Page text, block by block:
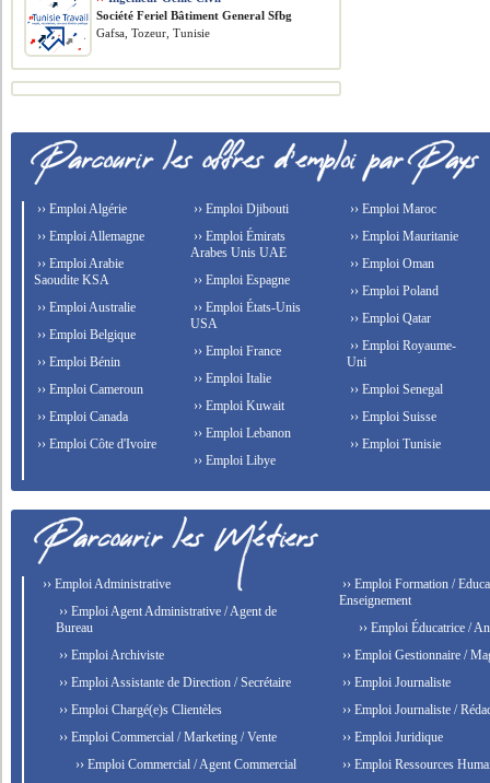
Société Feriel Bâtiment General Sfbg
Gafsa, Tozeur, Tunisie
›› Emploi Algérie
›› Emploi Allemagne
›› Emploi Arabie
Saoudite KSA
›› Emploi Australie
›› Emploi Belgique
›› Emploi Bénin
›› Emploi Cameroun
›› Emploi Canada
›› Emploi Côte d'Ivoire
›› Emploi Djibouti
›› Emploi Émirats
Arabes Unis UAE
›› Emploi Espagne
›› Emploi États-Unis
USA
›› Emploi France
›› Emploi Italie
›› Emploi Kuwait
›› Emploi Lebanon
›› Emploi Libye
›› Emploi Maroc
›› Emploi Mauritanie
›› Emploi Oman
›› Emploi Poland
›› Emploi Qatar
›› Emploi Royaume-
Uni
›› Emploi Senegal
›› Emploi Suisse
›› Emploi Tunisie
›› Emploi Administrative
›› Emploi Agent Administrative / Agent de
Bureau
›› Emploi Archiviste
›› Emploi Assistante de Direction / Secrétaire
›› Emploi Chargé(e)s Clientèles
›› Emploi Commercial / Marketing / Vente
›› Emploi Commercial / Agent Commercial
›› Emploi Formation /
Enseignement
›› Emploi Éducatrice /
›› Emploi Gestionnaire /
›› Emploi Journaliste
›› Emploi Journaliste /
›› Emploi Juridique
›› Emploi Ressources